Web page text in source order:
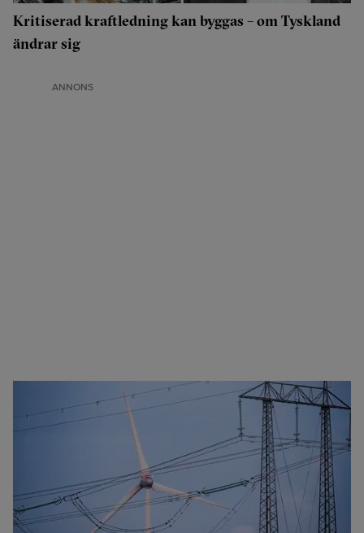
Kritiserad kraftledning kan byggas – om Tyskland
ändrar sig
ANNONS